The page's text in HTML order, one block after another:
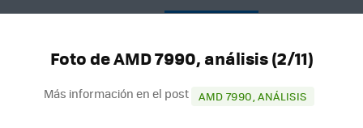
Foto de AMD 7990, análisis (2/11)
Más información en el post AMD 7990, ANÁLISIS